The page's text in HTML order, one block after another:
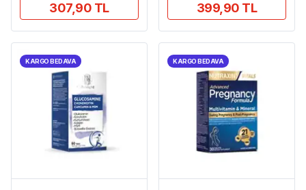
307,90 TL 399,90 TL
KARGO BEDAVA KARGO BEDAVA